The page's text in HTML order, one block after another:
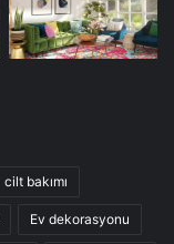
cilt bakımı
Ev dekorasyonu